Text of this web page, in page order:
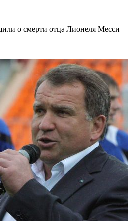
о смерти отца Лионеля Месси